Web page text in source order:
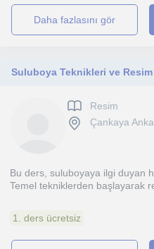
daha fazlasını gör
Suluboya Teknikleri ve Resim
Resim
Çankaya
Bu ders, suluboyaya ilgi duyan
Temel tekniklerden başlayarak
1. ders ücretsiz